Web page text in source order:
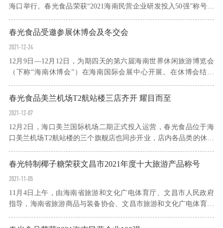
海口举行。春光食品荣获“2021海南民营企业研发投入50强”称号，
南省工商联、海南省科技厅共同组织开展...
春光食品受邀参展休博会及冬交会
2021-12-24
12月9日—12月12日，为期四天的第六届海南世界休闲旅游博览会
（下称“海南休博会”）在海南国际会展中心开展。在休博会结束
会也在海南国际会展中心举行。春光食品作为文昌特色...
春光食品美兰机场T2航站楼三店齐开 耀目而至
2021-12-07
12月2日，海口美兰国际机场二期正式投入运营，春光食品位于海
口美兰机场T2航站楼的三个旗舰店也同步开业，店内各品类的休闲
兰机场T2航站楼三楼，其中出发大厅一个，安检口内两个，总经营
春光特制椰子糖荣获文昌市2021年度十大旅游产品称号
2021-11-05
11月4日上午，由海南省旅游和文化广电体育厅、文昌市人民政府
指导，海南省旅游商品与装备协会、文昌市旅游和文化广电体育局
评选、参选2021中国特色旅游商品大赛评选活动颁奖典礼在海口...